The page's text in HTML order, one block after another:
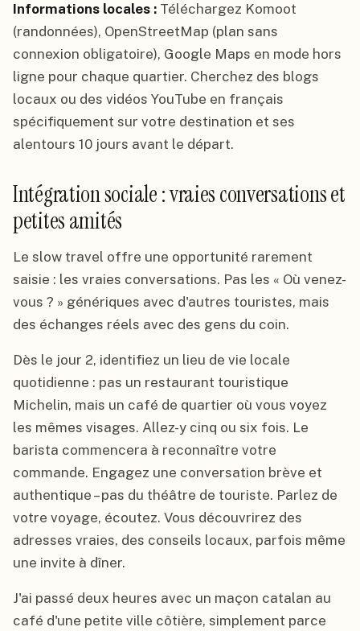
Informations locales : Téléchargez Komoot
(randonnées), OpenStreetMap (plan sans
connexion obligatoire), Google Maps en mode hors
ligne pour chaque quartier. Cherchez des blogs
locaux ou des vidéos YouTube en français
spécifiquement sur votre destination et ses
alentours 10 jours avant le départ.
Intégration sociale : vraies conversations et
petites amités
Le slow travel offre une opportunité rarement
saisie : les vraies conversations. Pas les « Où venez-
vous ? » génériques avec d'autres touristes, mais
des échanges réels avec des gens du coin.
Dès le jour 2, identifiez un lieu de vie locale
quotidienne : pas un restaurant touristique
Michelin, mais un café de quartier où vous voyez
les mêmes visages. Allez-y cinq ou six fois. Le
barista commencera à reconnaître votre
commande. Engagez une conversation brève et
authentique – pas du théâtre de touriste. Parlez de
votre voyage, écoutez. Vous découvrirez des
adresses vraies, des conseils locaux, parfois même
une invite à dîner.
J'ai passé deux heures avec un maçon catalan au
café d'une petite ville côtière, simplement parce